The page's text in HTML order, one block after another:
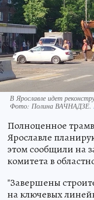
В Ярославле идет
Фото: Полина ВАЧНАДЗЕ.
Полноценное
Ярославле
этом сообщили на
комитета в
"Завершены
на ключевых